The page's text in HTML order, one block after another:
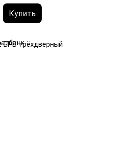
Купить